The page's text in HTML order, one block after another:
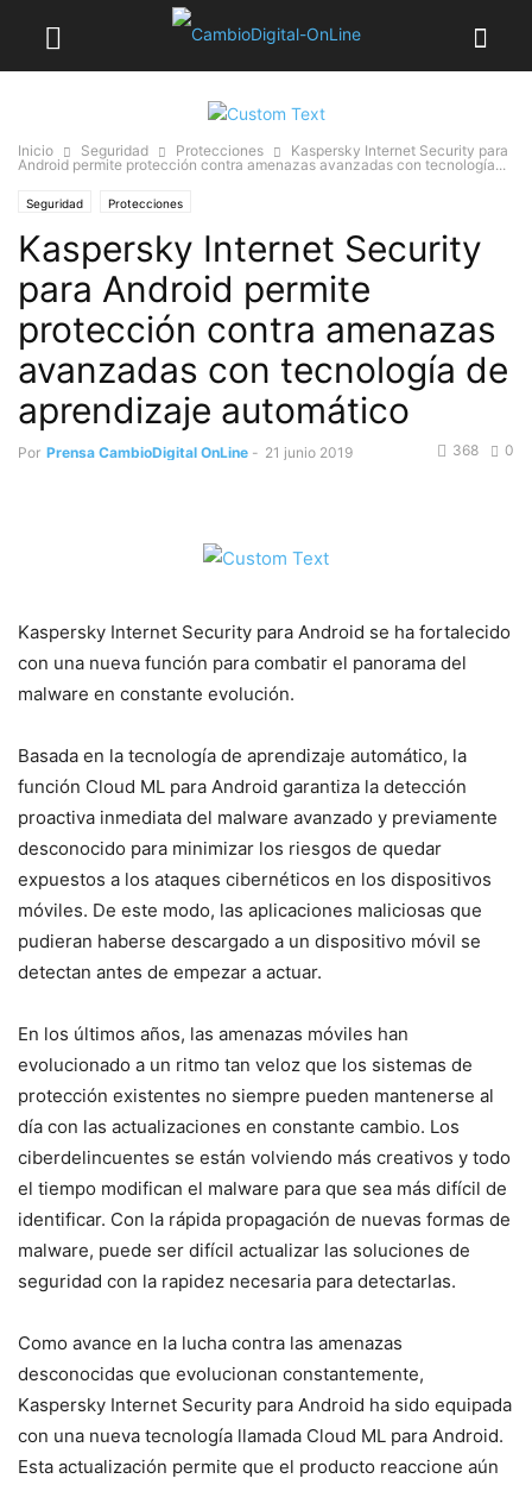
Inicio Seguridad Protecciones
Kaspersky Internet Security para
Android permite protección contra amenazas avanzadas con tecnología...
Seguridad Protecciones
Kaspersky Internet Security
para Android permite
protección contra amenazas
avanzadas con tecnología de
aprendizaje automático
Por Prensa CambioDigital OnLine - 21 junio 2019 0
368
Kaspersky Internet Security para Android se ha fortalecido
con una nueva función para combatir el panorama del
malware en constante evolución.
Basada en la tecnología de aprendizaje automático, la
función Cloud ML para Android garantiza la detección
proactiva inmediata del malware avanzado y previamente
desconocido para minimizar los riesgos de quedar
expuestos a los ataques cibernéticos en los dispositivos
móviles. De este modo, las aplicaciones maliciosas que
pudieran haberse descargado a un dispositivo móvil se
detectan antes de empezar a actuar.
En los últimos años, las amenazas móviles han
evolucionado a un ritmo tan veloz que los sistemas de
protección existentes no siempre pueden mantenerse al
día con las actualizaciones en constante cambio. Los
ciberdelincuentes se están volviendo más creativos y todo
el tiempo modifican el malware para que sea más difícil de
identificar. Con la rápida propagación de nuevas formas de
malware, puede ser difícil actualizar las soluciones de
seguridad con la rapidez necesaria para detectarlas.
Como avance en la lucha contra las amenazas
desconocidas que evolucionan constantemente,
Kaspersky Internet Security para Android ha sido equipada
con una nueva tecnología llamada Cloud ML para Android.
Esta actualización permite que el producto reaccione aún